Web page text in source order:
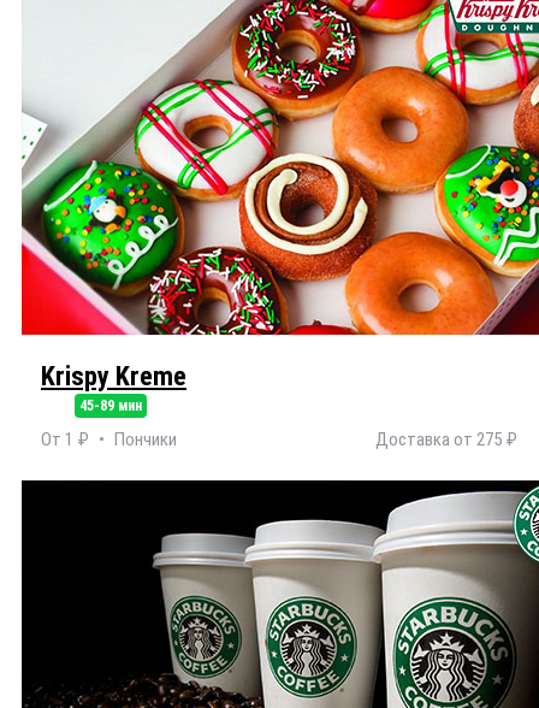
Krispy Kreme
45-89 мин
От 1 ₽ Пончики Доставка от 275 ₽